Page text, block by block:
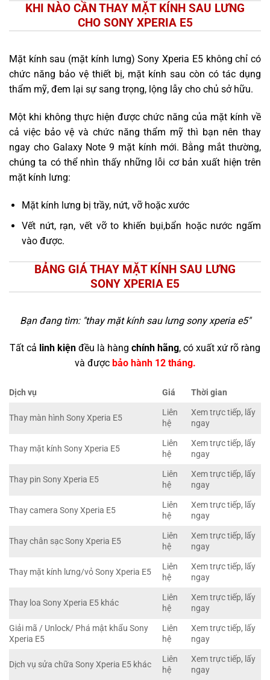
KHI NÀO CẦN THAY MẶT KÍNH SAU LƯNG
CHO SONY XPERIA E5
Mặt kính sau (mặt kính lưng) Sony Xperia E5 không chỉ có
chức năng bảo vệ thiết bị, mặt kính sau còn có tác dụng
thẩm mỹ, đem lại sự sang trọng, lộng lẫy cho chủ sở hữu.
Một khi không thực hiện được chức năng của mặt kính về
cả việc bảo vệ và chức năng thẩm mỹ thì bạn nên thay
ngay cho Galaxy Note 9 mặt kính mới. Bằng mắt thường,
chúng ta có thể nhìn thấy những lỗi cơ bản xuất hiện trên
mặt kính lưng:
Mặt kính lưng bị trầy, nứt, vỡ hoặc xước
Vết nứt, rạn, vết vỡ to khiến bụi,bẩn hoặc nước ngấm
vào được.
BẢNG GIÁ THAY MẶT KÍNH SAU LƯNG
SONY XPERIA E5
Bạn đang tìm: "thay mặt kính sau lưng sony xperia e5"
Tất cả linh kiện đều là hàng chính hãng, có xuất xứ rõ ràng
và được bảo hành 12 tháng.
Dịch vụ Giá Thời gian
Thay màn hình Sony Xperia E5
Liên
hệ
Xem trực tiếp, lấy
ngay
Thay mặt kính Sony Xperia E5
Liên
hệ
Xem trực tiếp, lấy
ngay
Thay pin Sony Xperia E5
Liên
hệ
Xem trực tiếp, lấy
ngay
Thay camera Sony Xperia E5
Liên
hệ
Xem trực tiếp, lấy
ngay
Thay chân sạc Sony Xperia E5
Liên
hệ
Xem trực tiếp, lấy
ngay
Thay mặt kính lưng/vỏ Sony Xperia E5
Liên
hệ
Xem trực tiếp, lấy
ngay
Thay loa Sony Xperia E5 khác
Liên
hệ
Xem trực tiếp, lấy
ngay
Giải mã / Unlock/ Phá mật khẩu Sony
Xperia E5
Liên
hệ
Xem trực tiếp, lấy
ngay
Dịch vụ sửa chữa Sony Xperia E5 khác
Liên
hệ
Xem trực tiếp, lấy
ngay